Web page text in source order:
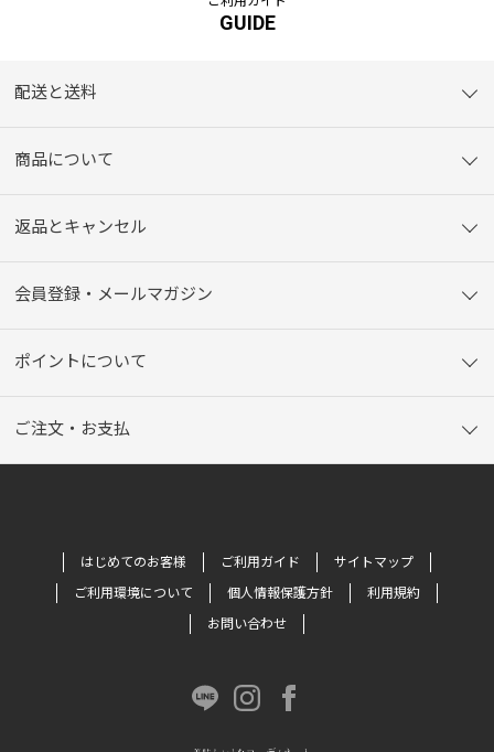
GUIDE
配送と送料
商品について
返品とキャンセル
会員登録・メールマガジン
ポイントについて
ご注文・お支払
はじめてのお客様 ご利用ガイド
サイトマップ
ご利用環境について
個人情報保護方針
利用規約
お問い合わせ